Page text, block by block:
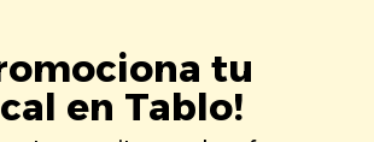
tu
en Tablo!